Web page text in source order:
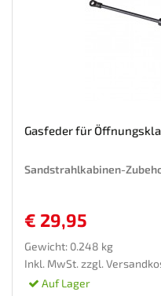
Gasfeder für
Sandstrahlkabinen-
€ 29,95
Gewicht: 0.248 kg
Inkl. MwSt. zzgl.
Auf Lager